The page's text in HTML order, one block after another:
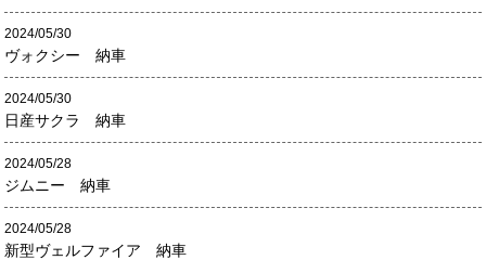
2024/05/30
ヴォクシー 納車
2024/05/30
日産サクラ 納車
2024/05/28
ジムニー 納車
2024/05/28
新型ヴェルファイア 納車